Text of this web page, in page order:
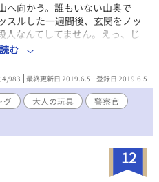
へ向かう。誰もいない山奥で
スルした一週間後、玄関をノッ
人なんてしてません。えっ、じ
害者は俺の会社のお偉いさん？
ど違いますって。俺じゃないか
。無理無理。だって俺の部屋に
！！ （ちょっと違うけど）こん
む
4,983 最終更新日 2019.6.5 登録日 2019.6.5
グ 大人の玩具
警察官
12